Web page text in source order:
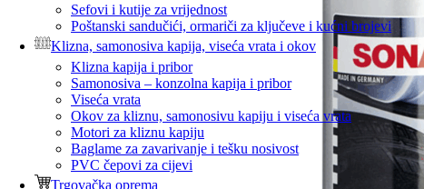
Sefovi i kutije za vrijednost
Poštanski sandučići, ormariči za ključeve i kućni brojevi
Klizna, samonosiva kapija, viseća vrata i okov
Klizna kapija i pribor
Samonosiva – konzolna kapija i pribor
Viseća vrata
Okov za kliznu, samonosivu kapiju i viseća vrata
Motori za kliznu kapiju
Baglame za zavarivanje i tešku nosivost
PVC čepovi za cijevi
Trgovačka oprema